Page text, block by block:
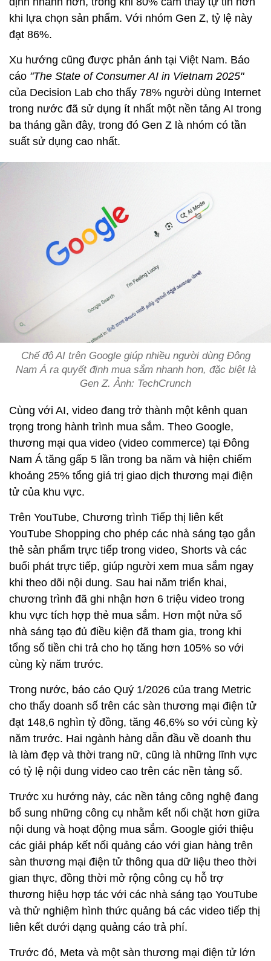
khi lựa chọn sản phẩm. Với nhóm Gen Z, tỷ lệ này
đạt 86%.
Xu hướng cũng được phản ánh tại Việt Nam. Báo
cáo "The State of Consumer AI in Vietnam 2025"
của Decision Lab cho thấy 78% người dùng Internet
trong nước đã sử dụng ít nhất một nền tảng AI trong
ba tháng gần đây, trong đó Gen Z là nhóm có tần
suất sử dụng cao nhất.
Chế độ AI trên Google giúp nhiều người dùng Đông
Nam Á ra quyết định mua sắm nhanh hơn, đặc biệt là
Gen Z. Ảnh: TechCrunch
Cùng với AI, video đang trở thành một kênh quan
trọng trong hành trình mua sắm. Theo Google,
thương mại qua video (video commerce) tại Đông
Nam Á tăng gấp 5 lần trong ba năm và hiện chiếm
khoảng 25% tổng giá trị giao dịch thương mại điện
tử của khu vực.
Trên YouTube, Chương trình Tiếp thị liên kết
YouTube Shopping cho phép các nhà sáng tạo gắn
thẻ sản phẩm trực tiếp trong video, Shorts và các
buổi phát trực tiếp, giúp người xem mua sắm ngay
khi theo dõi nội dung. Sau hai năm triển khai,
chương trình đã ghi nhận hơn 6 triệu video trong
khu vực tích hợp thẻ mua sắm. Hơn một nửa số
nhà sáng tạo đủ điều kiện đã tham gia, trong khi
tổng số tiền chi trả cho họ tăng hơn 105% so với
cùng kỳ năm trước.
Trong nước, báo cáo Quý 1/2026 của trang Metric
cho thấy doanh số trên các sàn thương mại điện tử
đạt 148,6 nghìn tỷ đồng, tăng 46,6% so với cùng kỳ
năm trước. Hai ngành hàng dẫn đầu về doanh thu
là làm đẹp và thời trang nữ, cũng là những lĩnh vực
có tỷ lệ nội dung video cao trên các nền tảng số.
Trước xu hướng này, các nền tảng công nghệ đang
bổ sung những công cụ nhằm kết nối chặt hơn giữa
nội dung và hoạt động mua sắm. Google giới thiệu
các giải pháp kết nối quảng cáo với gian hàng trên
sàn thương mại điện tử thông qua dữ liệu theo thời
gian thực, đồng thời mở rộng công cụ hỗ trợ
thương hiệu hợp tác với các nhà sáng tạo YouTube
và thử nghiệm hình thức quảng bá các video tiếp thị
liên kết dưới dạng quảng cáo trả phí.
Trước đó, Meta và một sàn thương mại điện tử lớn